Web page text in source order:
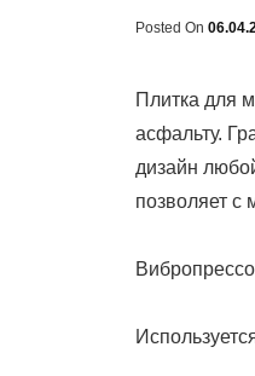
Posted On Posted
Плитка для
асфальту.
дизайн
позволяет